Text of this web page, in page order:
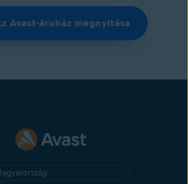
Avast-áruház megnyitása